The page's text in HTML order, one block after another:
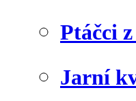
Ptáčci
Jarní